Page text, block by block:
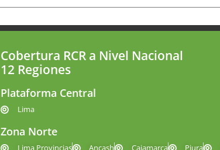
Cobertura RCR a Nivel Nacional
12 Regiones
Plataforma Central
Lima
Zona Norte
Lima Provincias Ancash Cajamarca Piura